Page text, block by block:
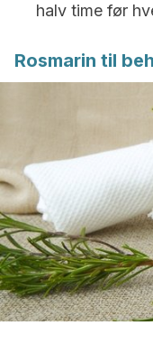
halv time før
Rosmarin til